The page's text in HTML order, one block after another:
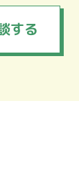
する